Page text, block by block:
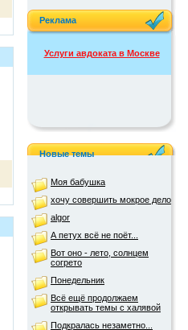
Реклама
Услуги авдоката в Москве
Новые темы
Моя бабушка
хочу совершить мокрое дело
algor
А петух всё не поёт...
Вот оно - лето, солнцем
согрето
Понедельник
Всё ещё продолжаем
открывать темы с халявой
Подкралась незаметно...